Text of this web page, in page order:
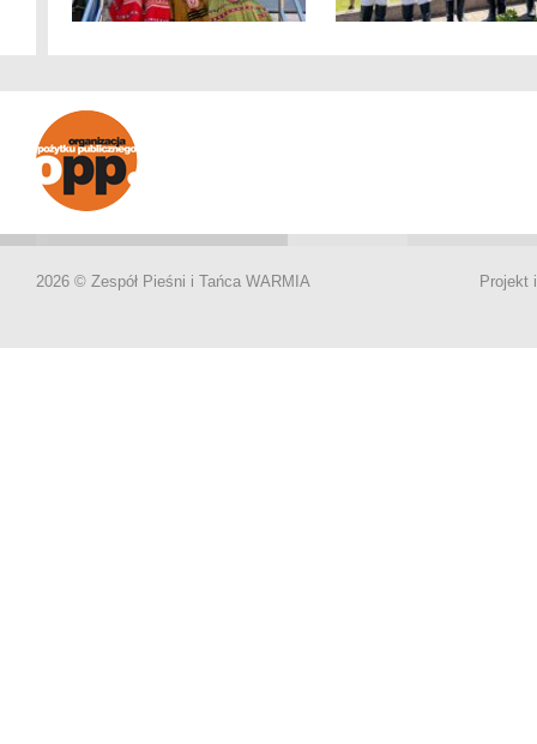
2026 © Zespół Pieśni i Tańca WARMIA Projekt